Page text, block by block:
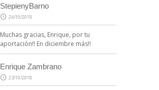
StepienyBarno
24/10/2018
Muchas gracias, Enrique, por tu
aportación!! En diciembre más!!
Enrique Zambrano
23/10/2018